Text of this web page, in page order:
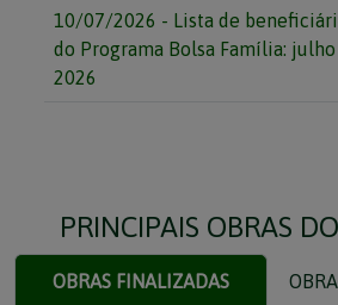
10/07/2026 - Lista de
do Programa Bolsa Família: julho
2026
PRINCIPAIS OBRAS
OBRAS FINALIZADAS